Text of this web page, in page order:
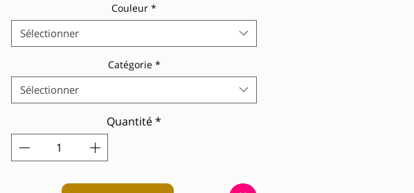
Couleur *
Sélectionner
Catégorie *
Sélectionner
Quantité*